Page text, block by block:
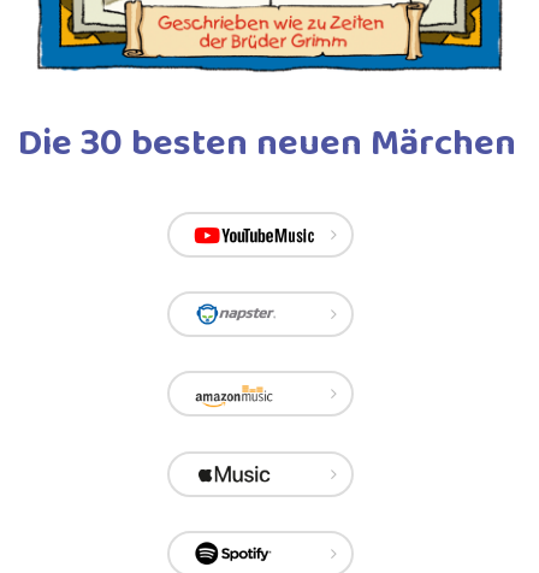
Die 30 besten neuen Märchen